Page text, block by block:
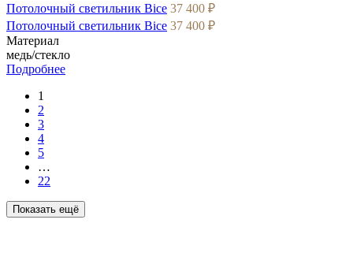
Потолочный светильник Bice 37 400 ₽
Потолочный светильник Bice 37 400 ₽
Материал
медь/стекло
Подробнее
1
2
3
4
5
…
22
Показать ещё